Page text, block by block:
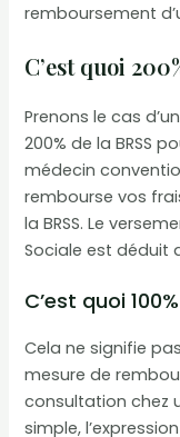
remboursement
C’est quoi
Prenons le cas
200% de la BRSS
médecin
rembourse vos
la BRSS. Le
Sociale est déduit
C’est quoi
Cela ne signifie
mesure de
consultation chez
simple,